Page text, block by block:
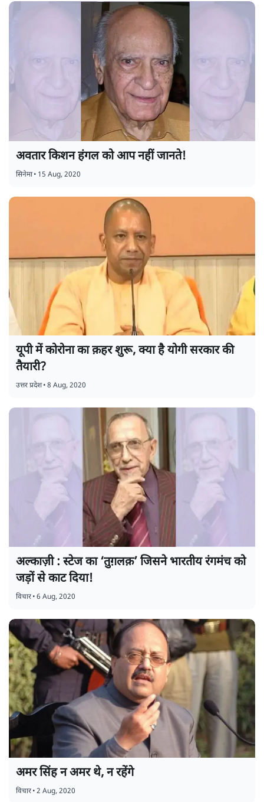
अवतार किशन हंगल को आप नहीं जानते!
सिनेमा• 15 Aug, 2020
यूपी में कोरोना का क़हर शुरू, क्या है योगी सरकार की
तैयारी?
उत्तर प्रदेश•8 Aug, 2020
अल्काज़ी : स्टेज का ‘तुग़लक़’ जिसने भारतीय रंगमंच को
जड़ों से काट दिया!
विचार•6 Aug, 2020
अमर सिंह न अमर थे, न रहेंगे
विचार•2 Aug, 2020